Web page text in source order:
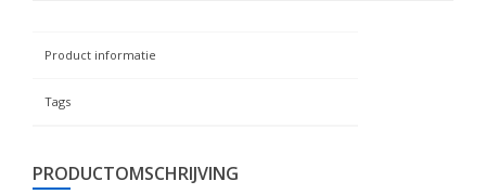
Product informatie
Tags
PRODUCTOMSCHRIJVING